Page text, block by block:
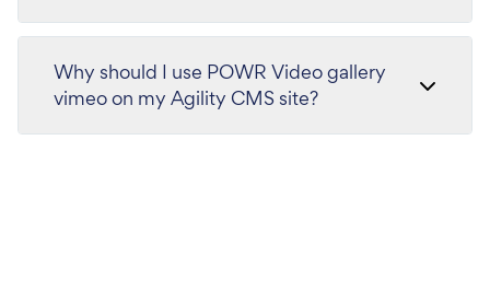
Why should I use POWR Video gallery
vimeo on my Agility CMS site?